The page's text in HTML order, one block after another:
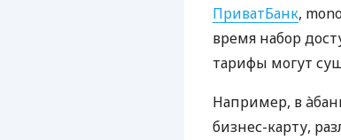
ПриватБанк,
время набор
тарифы могут
Например, в
бизнес-карту,